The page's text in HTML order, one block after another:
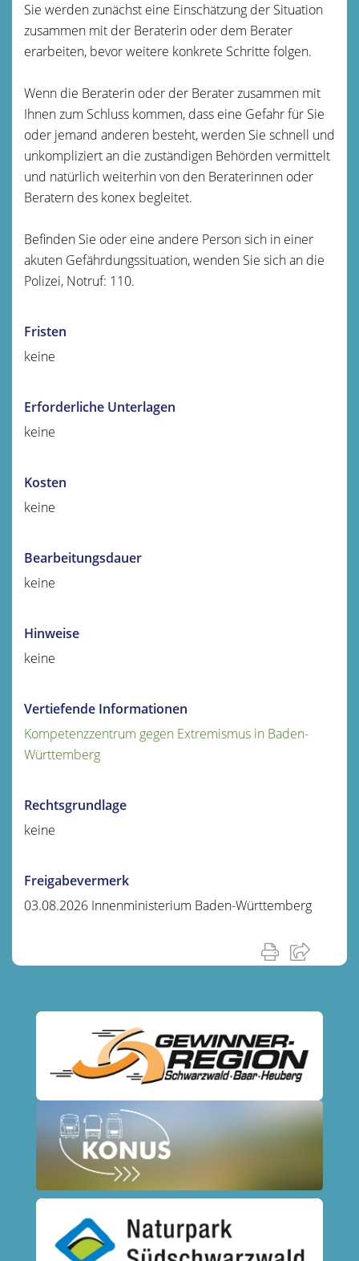
Sie werden zunächst eine Einschätzung der Situation
zusammen mit der Beraterin oder dem Berater
erarbeiten, bevor weitere konkrete Schritte folgen.
Wenn die Beraterin oder der Berater zusammen mit
Ihnen zum Schluss kommen, dass eine Gefahr für Sie
oder jemand anderen besteht, werden Sie schnell und
unkompliziert an die zuständigen Behörden vermittelt
und natürlich weiterhin von den Beraterinnen oder
Beratern des konex begleitet.
Befinden Sie oder eine andere Person sich in einer
akuten Gefährdungssituation, wenden Sie sich an die
Polizei, Notruf: 110.
Fristen
keine
Erforderliche Unterlagen
keine
Kosten
keine
Bearbeitungsdauer
keine
Hinweise
keine
Vertiefende Informationen
Kompetenzzentrum gegen Extremismus in Baden-
Württemberg
Rechtsgrundlage
keine
Freigabevermerk
03.08.2026 Innenministerium Baden-Württemberg